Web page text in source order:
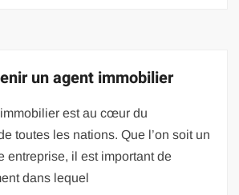
un agent immobilier
est au cœur du
toutes les nations. Que l’on soit un
entreprise, il est important de
dans lequel